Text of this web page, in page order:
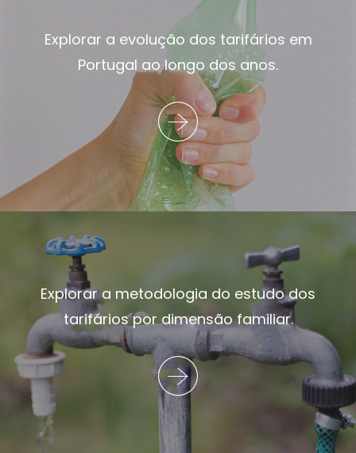
Explorar a evolução dos tarifários em
Portugal ao longo dos anos.
Explorar a metodologia do estudo dos
tarifários por dimensão familiar.